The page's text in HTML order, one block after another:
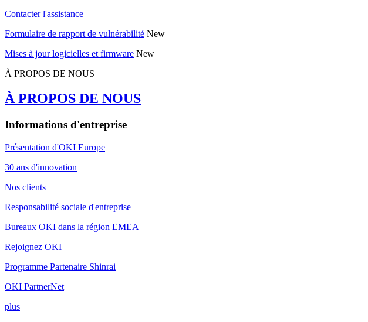
Contacter l'assistance
Formulaire de rapport de vulnérabilité New
Mises à jour logicielles et firmware New
À PROPOS DE NOUS
À PROPOS DE NOUS
Informations d'entreprise
Présentation d'OKI Europe
30 ans d'innovation
Nos clients
Responsabilité sociale d'entreprise
Bureaux OKI dans la région EMEA
Rejoignez OKI
Programme Partenaire Shinrai
OKI PartnerNet
plus